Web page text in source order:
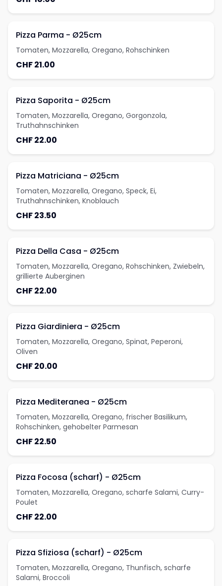
Pizza Parma - Ø25cm
Tomaten, Mozzarella, Oregano, Rohschinken
CHF 21.00
Pizza Saporita - Ø25cm
Tomaten, Mozzarella, Oregano, Gorgonzola,
Truthahnschinken
CHF 22.00
Pizza Matriciana - Ø25cm
Tomaten, Mozzarella, Oregano, Speck, Ei,
Truthahnschinken, Knoblauch
CHF 23.50
Pizza Della Casa - Ø25cm
Tomaten, Mozzarella, Oregano, Rohschinken, Zwiebeln,
grillierte Auberginen
CHF 22.00
Pizza Giardiniera - Ø25cm
Tomaten, Mozzarella, Oregano, Spinat, Peperoni,
Oliven
CHF 20.00
Pizza Mediteranea - Ø25cm
Tomaten, Mozzarella, Oregano, frischer Basilikum,
Rohschinken, gehobelter Parmesan
CHF 22.50
Pizza Focosa (scharf) - Ø25cm
Tomaten, Mozzarella, Oregano, scharfe Salami, Curry-
Poulet
CHF 22.00
Pizza Sfiziosa (scharf) - Ø25cm
Tomaten, Mozzarella, Oregano, Thunfisch, scharfe
Salami, Broccoli